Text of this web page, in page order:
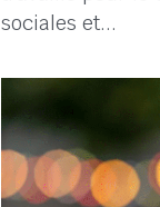
interview,
travaille pour le
sociales et...